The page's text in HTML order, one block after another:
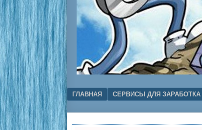
Menu
SKIP TO CONTENT
ГЛАВНАЯ СЕРВИСЫ ДЛЯ ЗАРАБОТКА